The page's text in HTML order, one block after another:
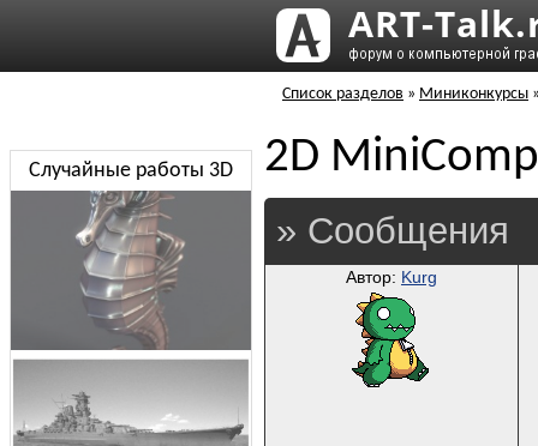
Список разделов » Миниконкурсы
2D
» Сообщения
Автор: Kurg
Случайные работы 3D